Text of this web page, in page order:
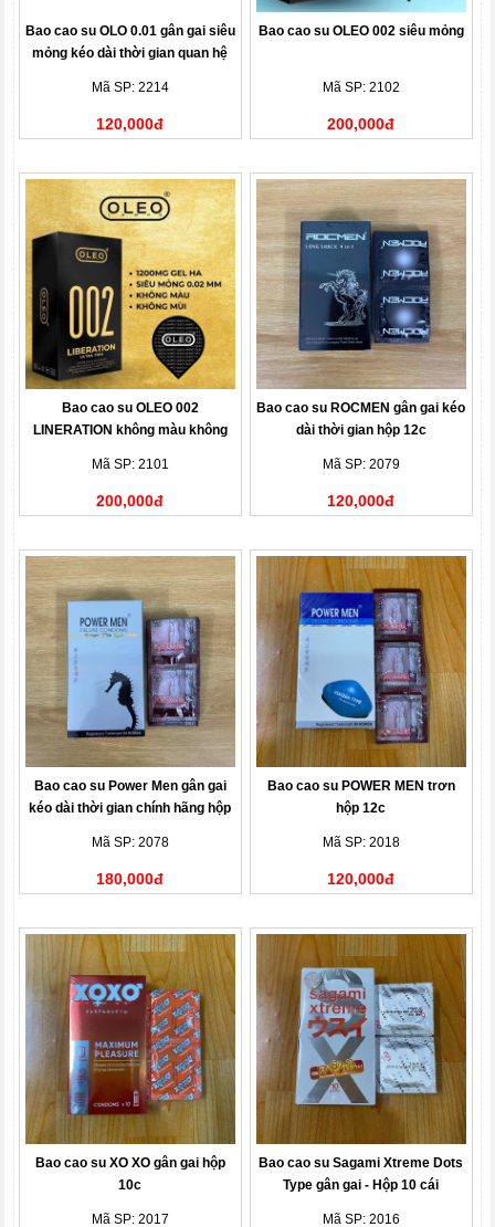
Bao cao su OLO 0.01 gân gai siêu
mỏng kéo dài thời gian quan hệ
Mã SP: 2214
120,000đ
Bao cao su OLEO 002 siêu mỏng
Mã SP: 2102
200,000đ
Bao cao su OLEO 002
LINERATION không màu không
Mã SP: 2101
200,000đ
Bao cao su ROCMEN gân gai kéo
dài thời gian hộp 12c
Mã SP: 2079
120,000đ
Bao cao su Power Men gân gai
kéo dài thời gian chính hãng hộp
Mã SP: 2078
180,000đ
Bao cao su POWER MEN trơn
hộp 12c
Mã SP: 2018
120,000đ
Bao cao su XO XO gân gai hộp
10c
Mã SP: 2017
Bao cao su Sagami Xtreme Dots
Type gân gai - Hộp 10 cái
Mã SP: 2016